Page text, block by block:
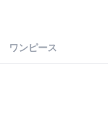
ワンピース